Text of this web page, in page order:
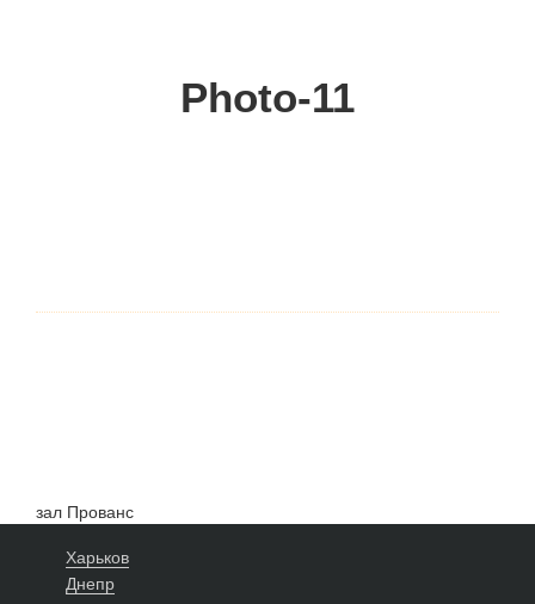
Photo-11
зал Прованс
Харьков
Днепр